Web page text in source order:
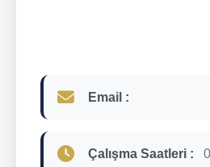
Email :
Çalışma Saatleri :